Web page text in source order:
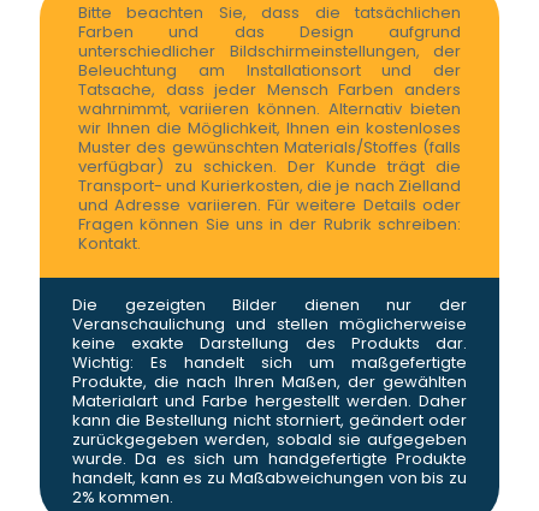
Bitte beachten Sie, dass die tatsächlichen
Farben und das Design aufgrund
unterschiedlicher Bildschirmeinstellungen, der
Beleuchtung am Installationsort und der
Tatsache, dass jeder Mensch Farben anders
wahrnimmt, variieren können. Alternativ bieten
wir Ihnen die Möglichkeit, Ihnen ein kostenloses
Muster des gewünschten Materials/Stoffes (falls
verfügbar) zu schicken. Der Kunde trägt die
Transport- und Kurierkosten, die je nach Zielland
und Adresse variieren. Für weitere Details oder
Fragen können Sie uns in der Rubrik schreiben:
Kontakt.
Die gezeigten Bilder dienen nur der
Veranschaulichung und stellen möglicherweise
keine exakte Darstellung des Produkts dar.
Wichtig: Es handelt sich um maßgefertigte
Produkte, die nach Ihren Maßen, der gewählten
Materialart und Farbe hergestellt werden. Daher
kann die Bestellung nicht storniert, geändert oder
zurückgegeben werden, sobald sie aufgegeben
wurde. Da es sich um handgefertigte Produkte
handelt, kann es zu Maßabweichungen von bis zu
2% kommen.